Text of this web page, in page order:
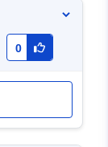
0